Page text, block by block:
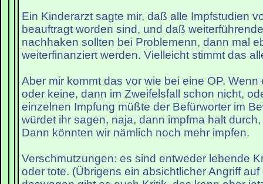
Ein Kinderarzt sagte mir, daß alle Impfstudien
beauftragt worden sind, und daß
nachhaken sollten bei Problemenn, dann mal
weiterfinanziert werden. Vielleicht stimmt das
Aber mir kommt das vor wie bei eine OP.
oder keine, dann im Zweifelsfall schon nicht,
einzelnen Impfung müßte der Befürworter im
würdet ihr sagen, naja, dann impfma halt
Dann könnten wir nämlich noch mehr impfen.
Verschmutzungen: es sind entweder lebende
oder tote. (Übrigens ein absichtlicher Angriff